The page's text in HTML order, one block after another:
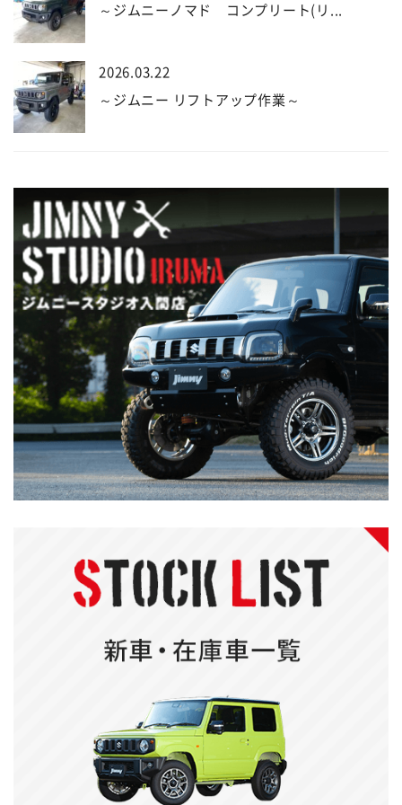
～ジムニーノマド コンプリート(リ...
2026.03.22
～ジムニー リフトアップ作業～